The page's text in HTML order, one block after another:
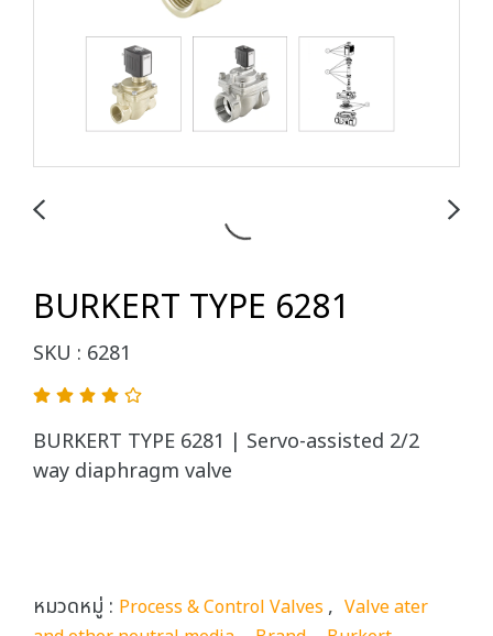
BURKERT TYPE 6281
SKU : 6281
BURKERT TYPE 6281 | Servo-assisted 2/2
way diaphragm valve
หมวดหมู่ : Process & Control Valves , Valve ater